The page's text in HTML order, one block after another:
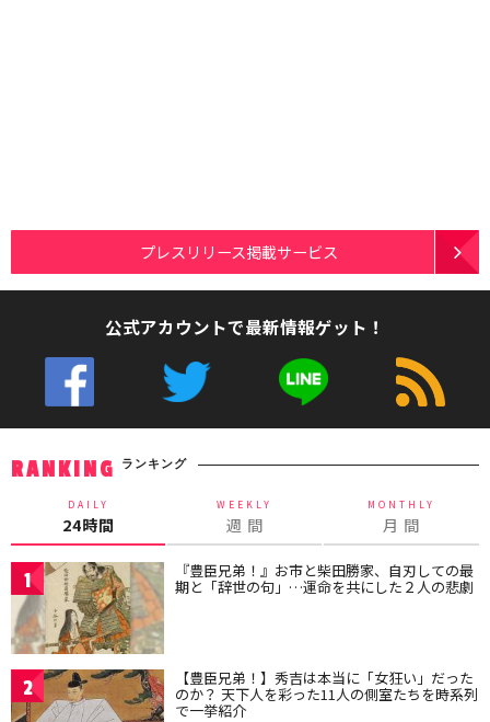
プレスリリース掲載サービス
公式アカウントで最新情報ゲット！
RANKING ランキング
DAILY
24時間
WEEKLY
週 間
MONTHLY
月 間
1 『豊臣兄弟！』お市と柴田勝家、自刃しての最
期と「辞世の句」…運命を共にした２人の悲劇
2 【豊臣兄弟！】秀吉は本当に「女狂い」だった
のか？ 天下人を彩った11人の側室たちを時系列
で一挙紹介